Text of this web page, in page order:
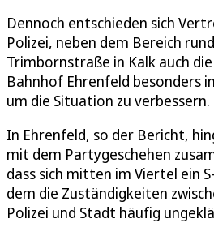
Dennoch entschieden sich
Polizei, neben dem Bereich
Trimbornstraße in Kalk auch
Bahnhof Ehrenfeld besonders
um die Situation zu verbessern.
In Ehrenfeld, so der Bericht,
mit dem Partygeschehen
dass sich mitten im Viertel ein
dem die Zuständigkeiten
Polizei und Stadt häufig